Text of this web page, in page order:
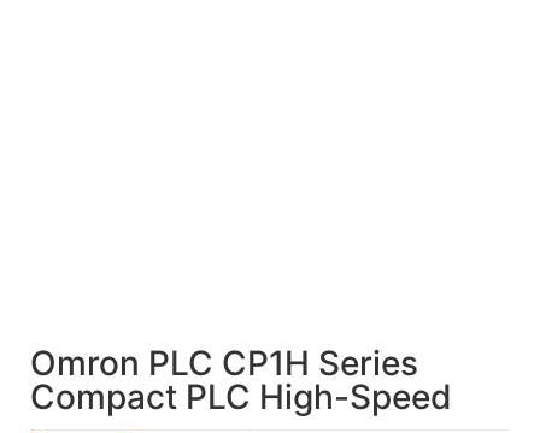
Omron PLC CP1H Series
Compact PLC High-Speed